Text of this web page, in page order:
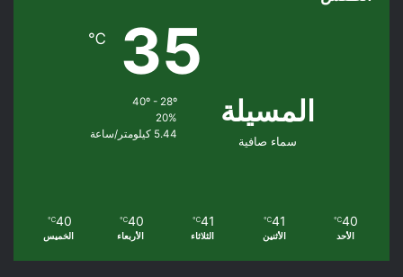
المسيلة
سماء صافية
35
℃
20%
5.44 كيلومتر/ساعة
40
℃
الأحد
41
℃
الأثنين
41
℃
الثلاثاء
40
℃
الأربعاء
40
℃
الخميس